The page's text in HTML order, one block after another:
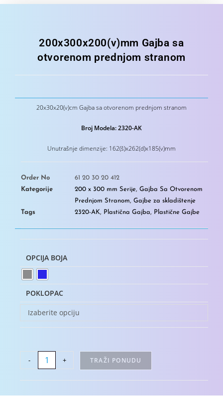
200x300x200(v)mm Gajba sa
otvorenom prednjom stranom
20x30x20(v)cm Gajba sa otvorenom prednjom stranom
Broj Modela: 2320-AK
Unutrašnje dimenzije: 162(š)x262(d)x185(v)mm
Order No
61 20 30 20 412
Kategorije
200 x 300 mm Serije, Gajba Sa Otvorenom
Prednjom Stranom, Gajbe za skladištenje
Tags
2320-AK, Plastična Gajba, Plastične Gajbe
OPCIJA BOJA
POKLOPAC
Izaberite opciju
- + TRAŽI PONUDU